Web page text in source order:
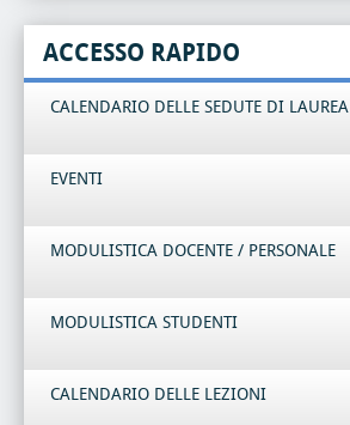
ACCESSO RAPIDO
CALENDARIO DELLE SEDUTE DI LAUREA
EVENTI
MODULISTICA DOCENTE / PERSONALE
MODULISTICA STUDENTI
CALENDARIO DELLE LEZIONI